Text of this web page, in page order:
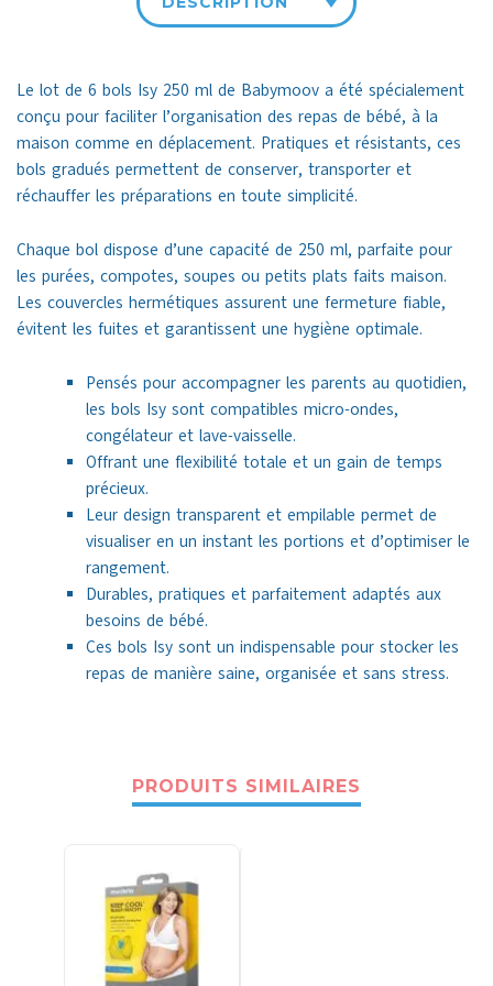
Le lot de 6 bols Isy 250 ml de Babymoov a été spécialement
conçu pour faciliter l’organisation des repas de bébé, à la
maison comme en déplacement. Pratiques et résistants, ces
bols gradués permettent de conserver, transporter et
réchauffer les préparations en toute simplicité.
Chaque bol dispose d’une capacité de 250 ml, parfaite pour
les purées, compotes, soupes ou petits plats faits maison.
Les couvercles hermétiques assurent une fermeture fiable,
évitent les fuites et garantissent une hygiène optimale.
Pensés pour accompagner les parents au quotidien,
les bols Isy sont compatibles micro-ondes,
congélateur et lave-vaisselle.
Offrant une flexibilité totale et un gain de temps
précieux.
Leur design transparent et empilable permet de
visualiser en un instant les portions et d’optimiser le
rangement.
Durables, pratiques et parfaitement adaptés aux
besoins de bébé.
Ces bols Isy sont un indispensable pour stocker les
repas de manière saine, organisée et sans stress.
PRODUITS SIMILAIRES